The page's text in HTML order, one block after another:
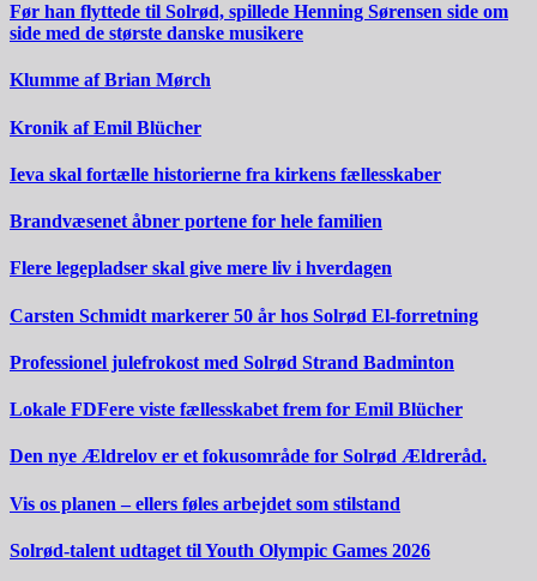
Før han flyttede til Solrød, spillede Henning Sørensen side om
side med de største danske musikere
Klumme af Brian Mørch
Kronik af Emil Blücher
Ieva skal fortælle historierne fra kirkens fællesskaber
Brandvæsenet åbner portene for hele familien
Flere legepladser skal give mere liv i hverdagen
Carsten Schmidt markerer 50 år hos Solrød El-forretning
Professionel julefrokost med Solrød Strand Badminton
Lokale FDFere viste fællesskabet frem for Emil Blücher
Den nye Ældrelov er et fokusområde for Solrød Ældreråd.
Vis os planen – ellers føles arbejdet som stilstand
Solrød-talent udtaget til Youth Olympic Games 2026